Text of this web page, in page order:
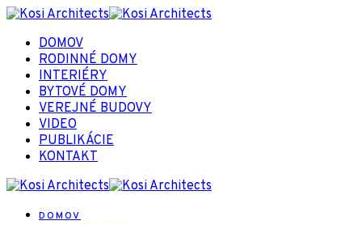
DOMOV
RODINNÉ DOMY
INTERIÉRY
BYTOVÉ DOMY
VEREJNÉ BUDOVY
VIDEO
PUBLIKÁCIE
KONTAKT
DOMOV